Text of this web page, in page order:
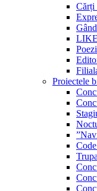
Cărți
LIKE
Proiectele